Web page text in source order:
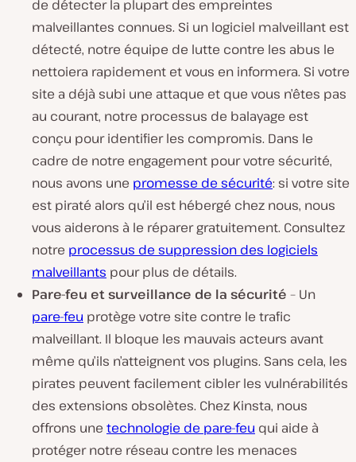
de détecter la plupart des empreintes
malveillantes connues. Si un logiciel malveillant est
détecté, notre équipe de lutte contre les abus le
nettoiera rapidement et vous en informera. Si votre
site a déjà subi une attaque et que vous n’êtes pas
au courant, notre processus de balayage est
conçu pour identifier les compromis. Dans le
cadre de notre engagement pour votre sécurité,
nous avons une promesse de sécurité: si votre site
est piraté alors qu’il est hébergé chez nous, nous
vous aiderons à le réparer gratuitement. Consultez
notre processus de suppression des logiciels
malveillants pour plus de détails.
Pare-feu et surveillance de la sécurité – Un
pare-feu protège votre site contre le trafic
malveillant. Il bloque les mauvais acteurs avant
même qu’ils n’atteignent vos plugins. Sans cela, les
pirates peuvent facilement cibler les vulnérabilités
des extensions obsolètes. Chez Kinsta, nous
offrons une technologie de pare-feu qui aide à
protéger notre réseau contre les menaces